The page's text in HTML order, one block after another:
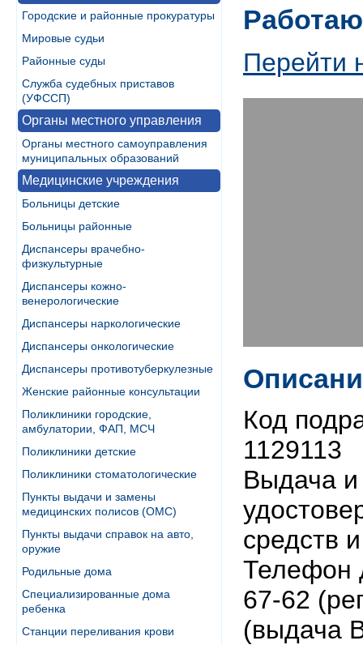
Городские и районные прокуратуры
Мировые судьи
Районные суды
Служба судебных приставов
(УФССП)
Органы местного управления
Органы местного самоуправления
муниципальных образований
Медицинские учреждения
Больницы детские
Больницы районные
Диспансеры врачебно-
физкультурные
Диспансеры кожно-
венерологические
Диспансеры наркологические
Диспансеры онкологические
Диспансеры противотуберкулезные
Женские районные консультации
Поликлиники городские,
амбулатории, ФАП, МСЧ
Поликлиники детские
Поликлиники стоматологические
Пункты выдачи и замены
медицинских полисов (ОМС)
Пункты выдачи справок на авто,
оружие
Родильные дома
Специализированные дома
ребенка
Станции переливания крови
Перейти
Код
1129113
Выдача и
средств
Телефон
67-62
(выдача